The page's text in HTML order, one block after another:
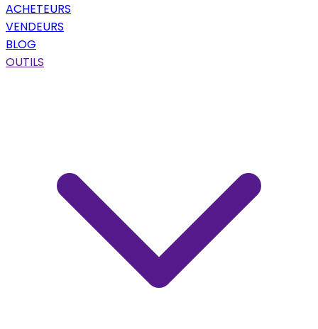
ACHETEURS
VENDEURS
BLOG
OUTILS